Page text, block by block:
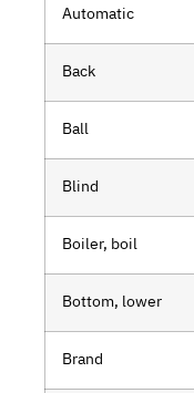
Automatic
Back
Ball
Blind
Boiler, boil
Bottom, lower
Brand